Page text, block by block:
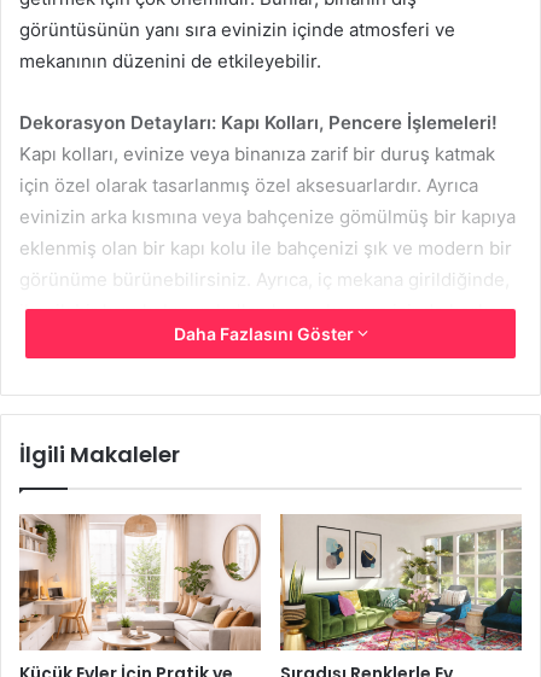
görüntüsünün yanı sıra evinizin içinde atmosferi ve
mekanının düzenini de etkileyebilir.
Dekorasyon Detayları: Kapı Kolları, Pencere İşlemeleri!
Kapı kolları, evinize veya binanıza zarif bir duruş katmak
için özel olarak tasarlanmış özel aksesuarlardır. Ayrıca
evinizin arka kısmına veya bahçenize gömülmüş bir kapıya
eklenmiş olan bir kapı kolu ile bahçenizi şık ve modern bir
görünüme bürünebilirsiniz. Ayrıca, iç mekana girildiğinde,
ikonik bir kapı kolunun kullanılması, kapının içinde herkese
ayrı bir hava ve bireysel bir his vermesini sağlayabilir.
Daha Fazlasını Göster
İlgili Makaleler